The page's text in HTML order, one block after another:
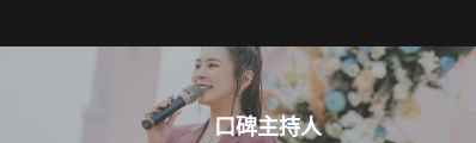
口碑主持人